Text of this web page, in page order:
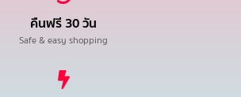
คืนฟรี 30 วัน
Safe & easy shopping